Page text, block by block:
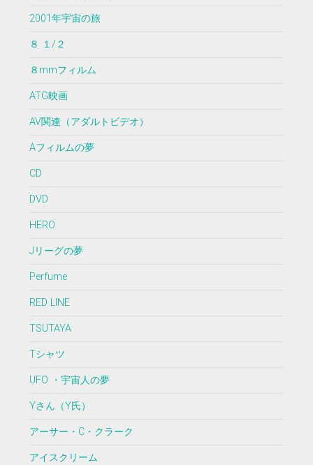
2001年宇宙の旅
８ １/２
８mmフィルム
ATG映画
AV関連（アダルトビデオ）
Aフィルムの夢
CD
DVD
HERO
Jリーグの夢
Perfume
RED LINE
TSUTAYA
Tシャツ
UFO ・宇宙人の夢
Yさん（Y氏）
アーサー・C・クラーク
アイスクリーム